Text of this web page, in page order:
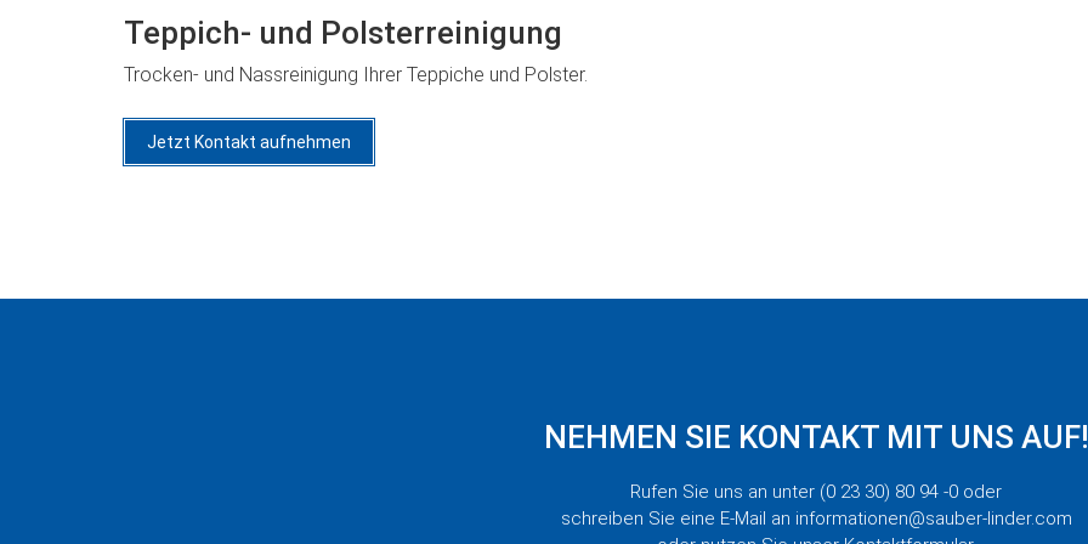
Teppich- und Polsterreinigung
Trocken- und Nassreinigung Ihrer Teppiche und Polster.
Jetzt Kontakt aufnehmen
NEHMEN SIE KONTAKT MIT UNS AUF!
Rufen Sie uns an unter (0 23 30) 80 94 -0 oder
schreiben Sie eine E-Mail an informationen@sauber-linder.com